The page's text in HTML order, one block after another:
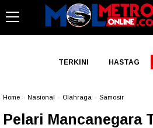
TERKINI HASTAG
Home Nasional Olahraga Samosir
Pelari Mancanegara